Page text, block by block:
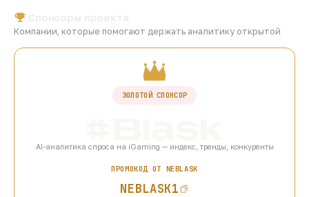
Компании, которые помогают держать аналитику открытой
ЗОЛОТОЙ СПОНСОР
AI-аналитика спроса на iGaming — индекс, тренды, конкуренты
ПРОМОКОД ОТ NEBLASK
NEBLASK1